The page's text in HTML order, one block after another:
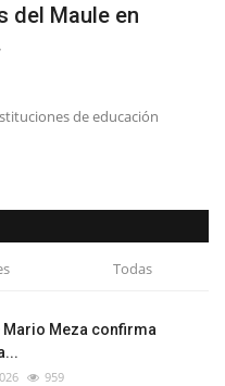
del Maule en
de educación
Todas
Meza confirma
959